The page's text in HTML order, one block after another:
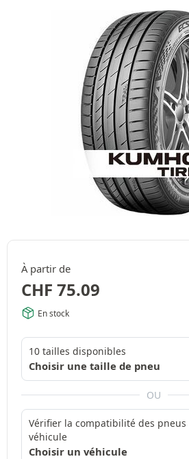
À partir de
CHF 75.09
En stock
10 tailles disponibles
Choisir une taille de pneu
OU
Vérifier la compatibilité des pneus
véhicule
Choisir un véhicule